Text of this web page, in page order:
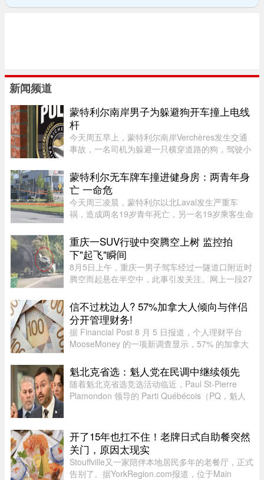
新闻频道
蒙特利尔南岸男子为躲避狗开车撞上电线
杆
今天周五早上，蒙特利尔南岸Verchères发生交通
事故，一名司机为躲避一只横穿道路的狗，驾驶小
故发生在上午7点左右，受影响路段位于Saint-
Alexandre街与Calixa-Lavallé ...
蒙特利尔无车牌车撞进健身房：两青年身
亡 一命危
今天周三凌晨，蒙特利尔以北Laval发生严重车
祸，造成两名19岁青年死亡，另一名19岁乘客生命
右，巡警发现涉事车辆并示意停车，但车辆迅速加
速逃离，警方并未展开追逐。不 ...
重庆一SUV行驶中突腾空上树 监控拍
下"起飞"瞬间
8月5日上午，重庆一男子驾车经过一隧道口附近时
腾空而起悬在半空中，此事引发关注。网上一段27
道，其前方右边是一处转弯，前端左侧是一个隧道
口，当车驶至该隧道口附近时 ...
信不过枕边人? 57%加拿大人倾向与伴侣
分开管理财务!
据 Financial Post 8 月 5 日报道，个人理财平台
MooseMoney 的一项新调查显示，57% 的加拿大
调查于 6 月收集了 639 名加拿大成年人的反馈，
发现在稳定关系中，最受欢 ...
魁北克省选：魁人党在民调中继续领先
随着魁北克省选竞选活动临近，Paul St-Pierre
Plamondon 领导的 Parti Québécois（PQ，魁人
开了15年也扛不住！老牌日式自助餐突然
关门，原因太现实
Stouffville又一家陪伴本地居民多年的老餐厅，正式
告别了。据YorkRegion.com报道，位于Main